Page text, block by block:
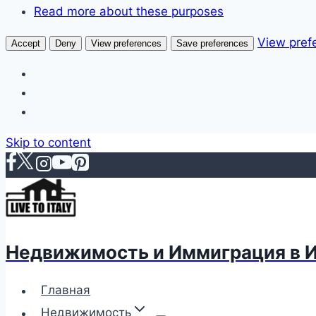
Read more about these purposes
Accept Deny View preferences Save preferences View
Skip to content
Недвижимость и Иммиграция в
Главная
Недвижимость